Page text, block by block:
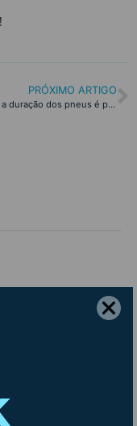
PRÓXIMO ARTIGO
Prolongar a duração dos pneus é possível. Saiba como!
Ano Novo